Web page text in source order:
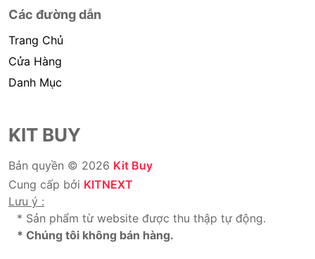
Các đường dẫn
Trang Chủ
Cửa Hàng
Danh Mục
KIT BUY
Bản quyền © 2026 Kit Buy
Cung cấp bởi KITNEXT
Lưu ý :
* Sản phẩm từ website được thu thập tự động.
* Chúng tôi không bán hàng.